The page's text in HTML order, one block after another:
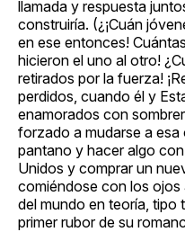
llamada y respuesta
construiría. (¿¡Cuán
en ese entonces!
hicieron el uno al otro!
retirados por la fuerza!
perdidos, cuando él y
enamorados con
forzado a mudarse a
pantano y hacer algo
Unidos y comprar un
comiéndose con los
del mundo en teoría, tipo
primer rubor de su